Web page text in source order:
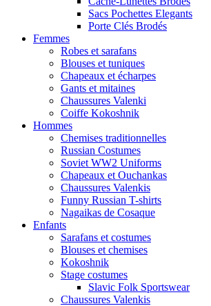
Sacs Pochettes Elegants
Porte Clés Brodés
Femmes
Robes et sarafans
Blouses et tuniques
Chapeaux et écharpes
Gants et mitaines
Chaussures Valenki
Coiffe Kokoshnik
Hommes
Chemises traditionnelles
Russian Costumes
Soviet WW2 Uniforms
Chapeaux et Ouchankas
Chaussures Valenkis
Funny Russian T-shirts
Nagaikas de Cosaque
Enfants
Sarafans et costumes
Blouses et chemises
Kokoshnik
Stage costumes
Slavic Folk Sportswear
Chaussures Valenkis